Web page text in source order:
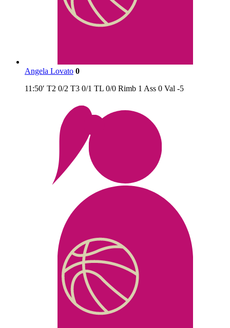
Angela Lovato 0
11:50′ T2 0/2 T3 0/1 TL 0/0 Rimb 1 Ass 0 Val -5